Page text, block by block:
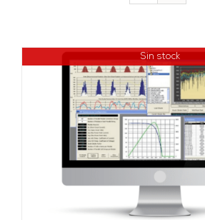
Sin stock